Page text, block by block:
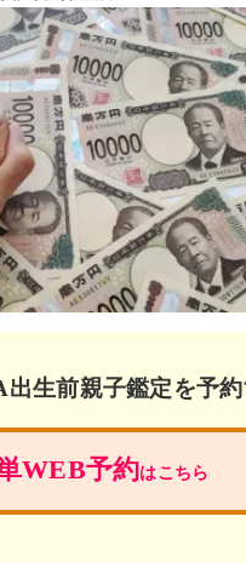
出生前親子鑑定を予約
WEB予約はこちら